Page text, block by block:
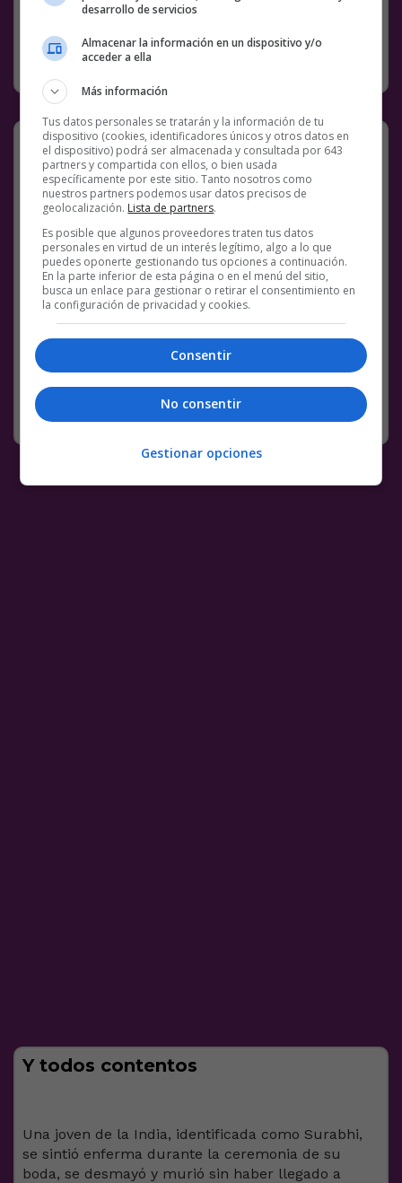
MEMES 1 COMENTARIO
RANDOM 2 JUNIO, 2021
Titula este vídeo
aaaceeelerass tooos mis lastiidos 🤩🤩🤩🤩🤩
🥰🥰🥰🥰pic.twitter.com/6iGFIxNqQm
(@iloveyoubrazzy)May 29, 2021
(Ver en Twitter )
Facebook
Twitter
WhatsApp
Gmail
Meneame
Copy
9 COMENTARIOS
RANDOM
2 JUNIO, 2021
Y todos contentos
Una joven de la India, identificada como Surabhi,
se sintió enferma durante la ceremonia de su
boda, se desmayó y murió sin haber llegado a
desarrollo de servicios
Almacenar la información en un dispositivo y/o
acceder a ella
Más información
Tus datos personales se tratarán y la información de tu
dispositivo (cookies, identificadores únicos y otros datos en
el dispositivo) podrá ser almacenada y consultada por 643
partners y compartida con ellos, o bien usada
específicamente por este sitio. Tanto nosotros como
nuestros partners podemos usar datos precisos de
geolocalización. Lista de partners.
Es posible que algunos proveedores traten tus datos
personales en virtud de un interés legítimo, algo a lo que
puedes oponerte gestionando tus opciones a continuación.
En la parte inferior de esta página o en el menú del sitio,
busca un enlace para gestionar o retirar el consentimiento en
la configuración de privacidad y cookies.
Consentir
No consentir
Gestionar opciones